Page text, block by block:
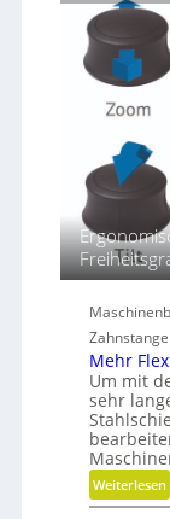
g
ß
r
e
n
m
e
n
n
e
n
Mehr
Um mit
sehr
Weiterlesen: